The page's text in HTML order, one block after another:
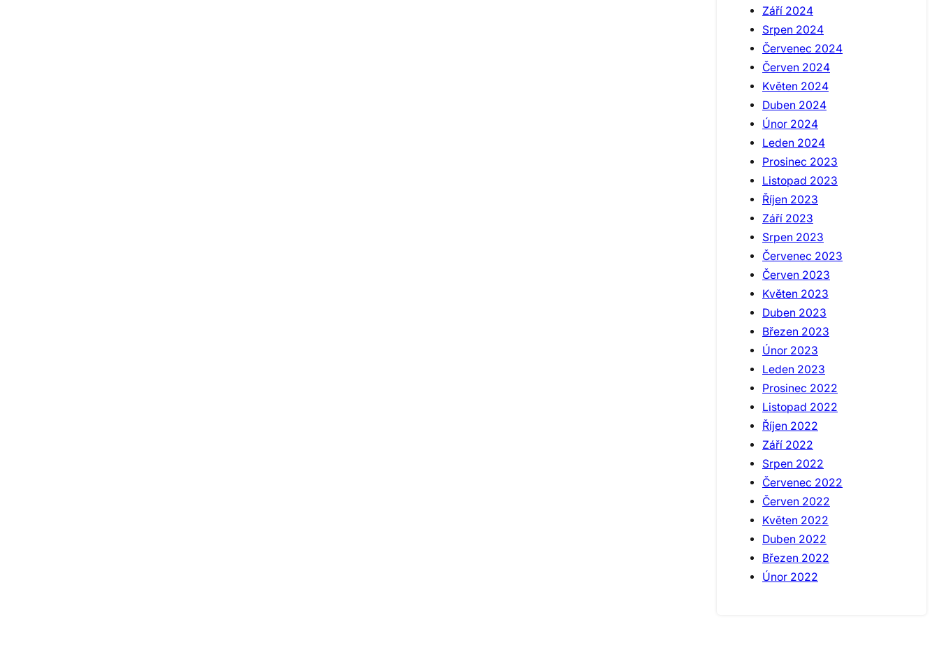
Září 2024
Srpen 2024
Červenec 2024
Červen 2024
Květen 2024
Duben 2024
Únor 2024
Leden 2024
Prosinec 2023
Listopad 2023
Říjen 2023
Září 2023
Srpen 2023
Červenec 2023
Červen 2023
Květen 2023
Duben 2023
Březen 2023
Únor 2023
Leden 2023
Prosinec 2022
Listopad 2022
Říjen 2022
Září 2022
Srpen 2022
Červenec 2022
Červen 2022
Květen 2022
Duben 2022
Březen 2022
Únor 2022